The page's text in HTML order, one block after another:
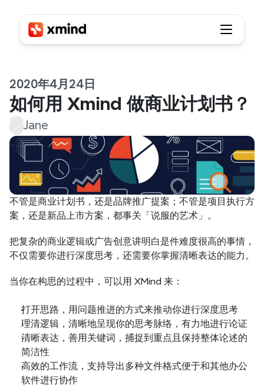
2020年4月24日
如何用 Xmind 做商业计划书？
Jane
不管是商业计划书，还是品牌推广提案；不管是项目执行方
案，还是新品上市方案，都事关「说服的艺术」。
把复杂的商业逻辑或广告创意讲明白是件难度很高的事情，
不仅需要你进行深度思考，还需要你掌握清晰表达的能力。
当你在构思的过程中，可以用 XMind 来：
打开思路，用问题推进的方式来推动你进行深度思考
理清逻辑，清晰地呈现你的思考脉络，有力地进行论证
清晰表达，善用关键词，捕捉到重点且保持整体论述的
简洁性
高效的工作流，支持导出多种文件格式便于和其他办公
软件进行协作